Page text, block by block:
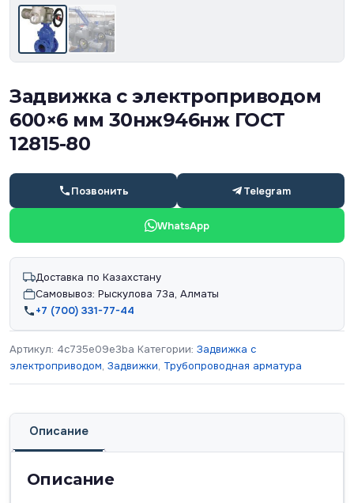
Задвижка с электроприводом
600×6 мм 30нж946нж ГОСТ
12815-80
Позвонить Telegram
WhatsApp
Доставка по Казахстану
Самовывоз: Рыскулова 73а, Алматы
+7 (700) 331-77-44
Артикул: 4c735e09e3ba Категории: Задвижка с
электроприводом, Задвижки, Трубопроводная арматура
Описание
Описание